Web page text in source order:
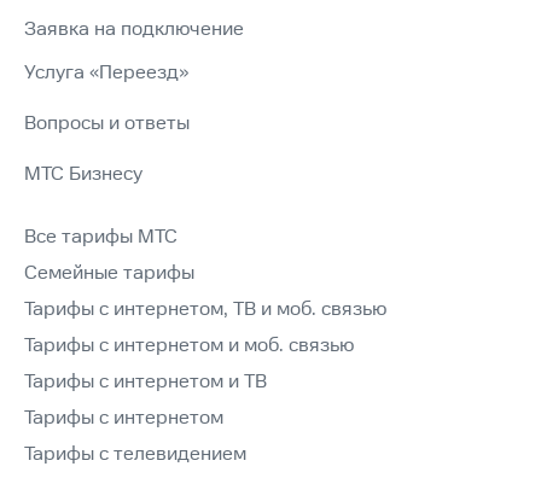
Заявка на подключение
Услуга «Переезд»
Вопросы и ответы
МТС Бизнесу
Все тарифы МТС
Семейные тарифы
Тарифы с интернетом, ТВ и моб. связью
Тарифы с интернетом и моб. связью
Тарифы с интернетом и ТВ
Тарифы с интернетом
Тарифы с телевидением